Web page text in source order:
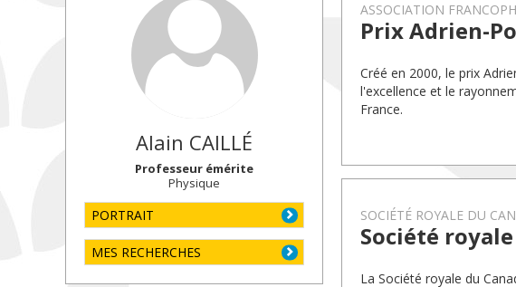
Alain CAILLÉ
Professeur émérite
Physique
PORTRAIT
MES RECHERCHES
ASSOCIATION
Prix Adrien-
Créé en 2000, le prix
l'excellence et le
France.
SOCIÉTÉ ROYALE DU
Société
La Société royale du